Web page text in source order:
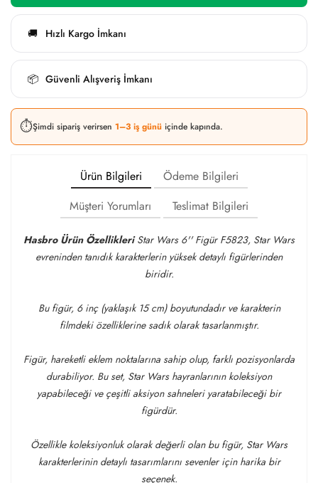
🚚 Hızlı Kargo İmkanı
📦 Güvenli Alışveriş İmkanı
⏱️Şimdi sipariş verirsen 1–3 iş günü içinde kapında.
Ürün Bilgileri
Ödeme Bilgileri
Müşteri Yorumları
Teslimat Bilgileri
Hasbro Ürün ÖzellikleriStar Wars 6'' Figür F5823, Star Wars
evreninden tanıdık karakterlerin yüksek detaylı figürlerinden
biridir.
Bu figür, 6 inç (yaklaşık 15 cm) boyutundadır ve karakterin
filmdeki özelliklerine sadık olarak tasarlanmıştır.
Figür, hareketli eklem noktalarına sahip olup, farklı pozisyonlarda
durabiliyor. Bu set, Star Wars hayranlarının koleksiyon
yapabileceği ve çeşitli aksiyon sahneleri yaratabileceği bir
figürdür.
Özellikle koleksiyonluk olarak değerli olan bu figür, Star Wars
karakterlerinin detaylı tasarımlarını sevenler için harika bir
seçenek.